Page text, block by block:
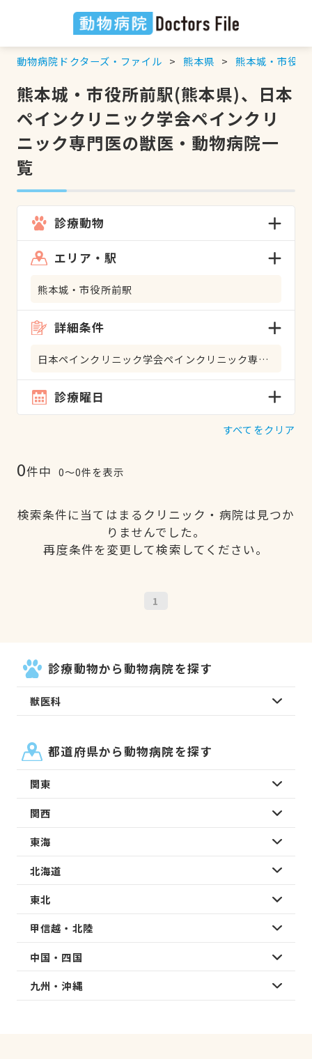
動物病院ドクターズ・ファイル 熊本県 熊本城・市役所
熊本城・市役所前駅(熊本県)、日本
ペインクリニック学会ペインクリ
ニック専門医の獣医・動物病院一
覧
診療動物
エリア・駅
熊本城・市役所前駅
詳細条件
日本ペインクリニック学会ペインクリニック専門医
診療曜日
すべてをクリア
0件中 0〜0件を表示
検索条件に当てはまるクリニック・病院は見つか
りませんでした。
再度条件を変更して検索してください。
1
診療動物から動物病院を探す
獣医科
都道府県から動物病院を探す
関東
関西
東海
北海道
東北
甲信越・北陸
中国・四国
九州・沖縄